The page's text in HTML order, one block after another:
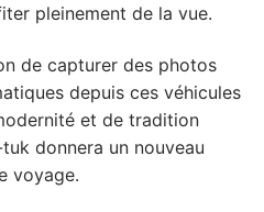
pleinement de la vue.
de capturer des photos
depuis ces véhicules
et de tradition
donnera un nouveau
voyage.